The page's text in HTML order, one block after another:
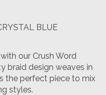
BLUE
our Crush Word
braid design weaves in
the perfect piece to mix
styles.